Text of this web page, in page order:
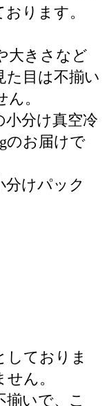
ります。
大きさなど
た目は不揃い
。
小分け真空冷
のお届けで
分けパック
ておりま
ん。
いで、こ